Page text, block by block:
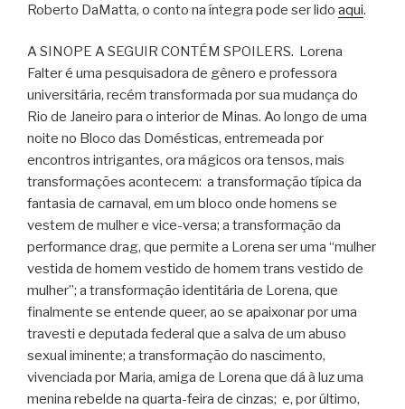
Roberto DaMatta, o conto na íntegra pode ser lido aqui.
A SINOPE A SEGUIR CONTÉM SPOILERS. Lorena
Falter é uma pesquisadora de gênero e professora
universitária, recém transformada por sua mudança do
Rio de Janeiro para o interior de Minas. Ao longo de uma
noite no Bloco das Domésticas, entremeada por
encontros intrigantes, ora mágicos ora tensos, mais
transformações acontecem: a transformação típica da
fantasia de carnaval, em um bloco onde homens se
vestem de mulher e vice-versa; a transformação da
performance drag, que permite a Lorena ser uma “mulher
vestida de homem vestido de homem trans vestido de
mulher”; a transformação identitária de Lorena, que
finalmente se entende queer, ao se apaixonar por uma
travesti e deputada federal que a salva de um abuso
sexual iminente; a transformação do nascimento,
vivenciada por Maria, amiga de Lorena que dá à luz uma
menina rebelde na quarta-feira de cinzas; e, por último,